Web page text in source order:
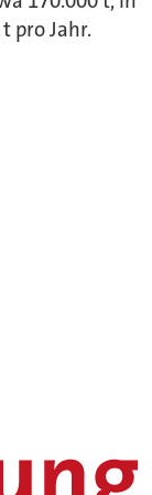
pro Jahr.